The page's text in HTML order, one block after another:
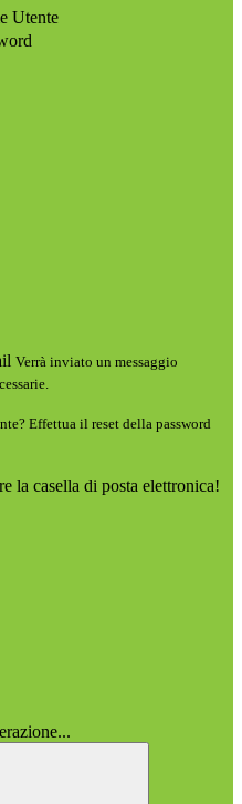
Utente
Verrà inviato un messaggio
Effettua il reset della password
la casella di posta elettronica!